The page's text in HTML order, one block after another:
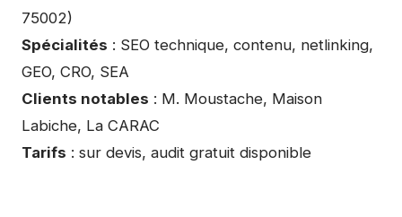
75002)
Spécialités : SEO technique, contenu, netlinking,
GEO, CRO, SEA
Clients notables : M. Moustache, Maison
Labiche, La CARAC
Tarifs : sur devis, audit gratuit disponible